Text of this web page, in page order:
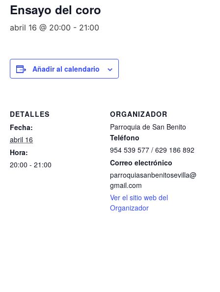
Ensayo del coro
abril 16 @ 20:00 - 21:00
Añadir al calendario
DETALLES
Fecha:
abril 16
Hora:
20:00 - 21:00
ORGANIZADOR
Parroquia de San Benito
Teléfono
954 539 577 / 629 186 892
Correo electrónico
parroquiasanbenitosevilla@
gmail.com
Ver el sitio web del
Organizador